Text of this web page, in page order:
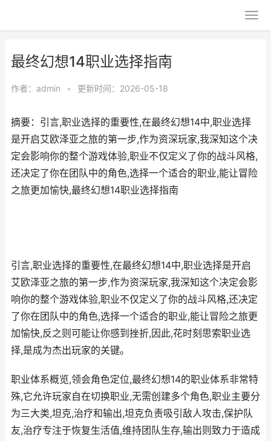
最终幻想14职业选择指南
作者： admin • 更新时间：2026-05-18
摘要：引言,职业选择的重要性,在最终幻想14中,职业选择
是开启艾欧泽亚之旅的第一步,作为资深玩家,我深知这个决
定会影响你的整个游戏体验,职业不仅定义了你的战斗风格,
还决定了你在团队中的角色,选择一个适合的职业,能让冒险
之旅更加愉快,最终幻想14职业选择指南
引言,职业选择的重要性,在最终幻想14中,职业选择是开启
艾欧泽亚之旅的第一步,作为资深玩家,我深知这个决定会影
响你的整个游戏体验,职业不仅定义了你的战斗风格,还决定
了你在团队中的角色,选择一个适合的职业,能让冒险之旅更
加愉快,反之则可能让你感到挫折,因此,花时刻思索职业选
择,是成为杰出玩家的关键。
职业体系概览,领会角色定位,最终幻想14的职业体系非常特
殊,它允许玩家自在切换职业,无需创建多个角色,职业主要分
为三大类,坦克,治疗和输出,坦克负责吸引敌人攻击,保护队
友,治疗专注于恢复生活值,维持团队生存,输出则致力于造成